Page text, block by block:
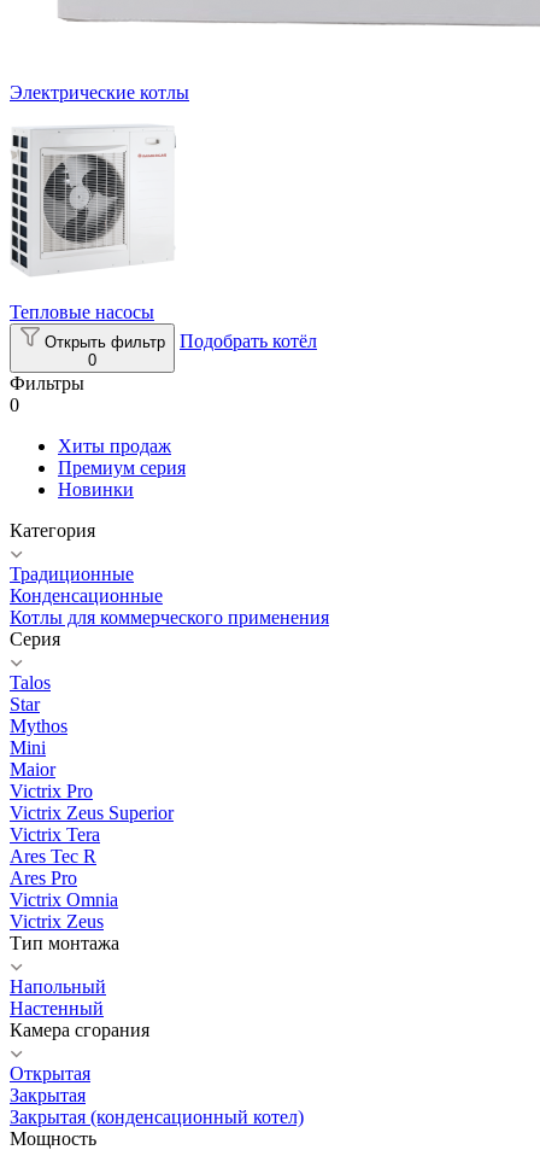
Электрические котлы
Тепловые насосы
Открыть фильтр
0
Подобрать котёл
Фильтры
0
Хиты продаж
Премиум серия
Новинки
Категория
Традиционные
Конденсационные
Котлы для коммерческого применения
Серия
Talos
Star
Mythos
Mini
Maior
Victrix Pro
Victrix Zeus Superior
Victrix Tera
Ares Tec R
Ares Pro
Victrix Omnia
Victrix Zeus
Тип монтажа
Напольный
Настенный
Камера сгорания
Открытая
Закрытая
Закрытая (конденсационный котел)
Мощность